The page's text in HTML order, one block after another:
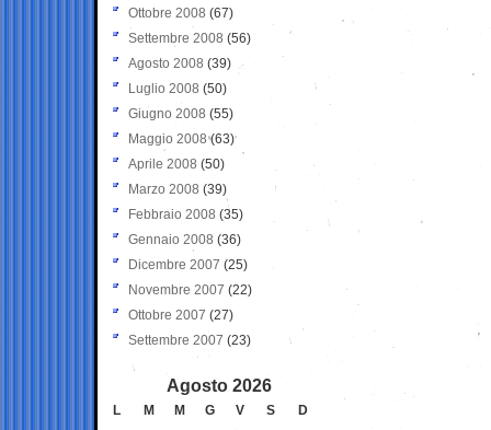
Ottobre 2008 (67)
Settembre 2008 (56)
Agosto 2008 (39)
Luglio 2008 (50)
Giugno 2008 (55)
Maggio 2008(63)
Aprile 2008 (50)
Marzo 2008 (39)
Febbraio 2008 (35)
Gennaio 2008 (36)
Dicembre 2007 (25)
Novembre 2007 (22)
Ottobre 2007 (27)
Settembre 2007 (23)
Agosto 2026
L M M G V S
D